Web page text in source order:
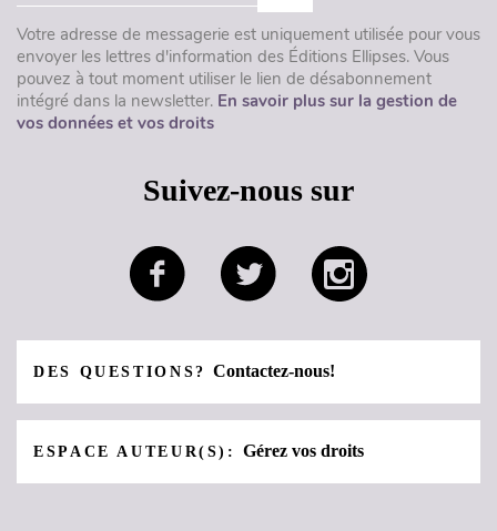
Votre adresse de messagerie est uniquement utilisée pour vous
envoyer les lettres d'information des Éditions Ellipses. Vous
pouvez à tout moment utiliser le lien de désabonnement
intégré dans la newsletter. En savoir plus sur la gestion de
vos données et vos droits
Suivez-nous sur
DES QUESTIONS?Contactez-nous!
ESPACE AUTEUR(S):Gérez vos droits